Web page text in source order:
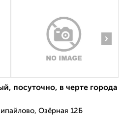
›
посуточно, в черте города
Озёрная 12Б